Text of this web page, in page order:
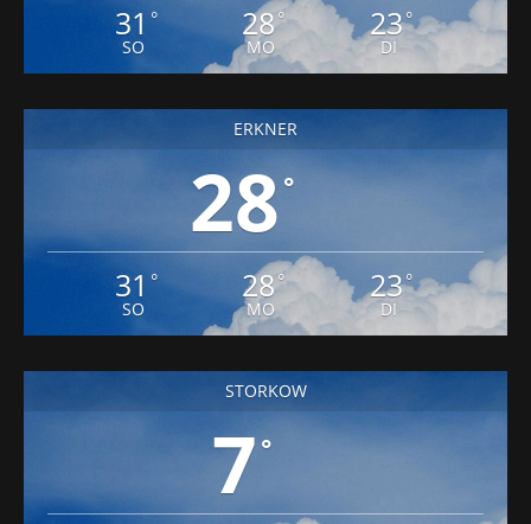
31 °
SO
28°
MO
23°
DI
ERKNER
28 °
31 °
SO
28°
MO
23°
DI
STORKOW
7°